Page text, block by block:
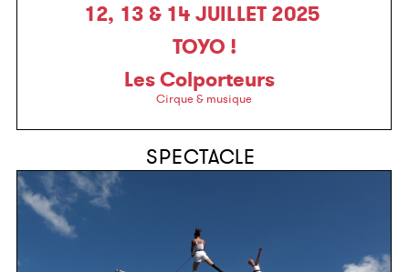
12, 13 & 14 JUILLET 2025
TOYO !
Les Colporteurs
Cirque & musique
SPECTACLE